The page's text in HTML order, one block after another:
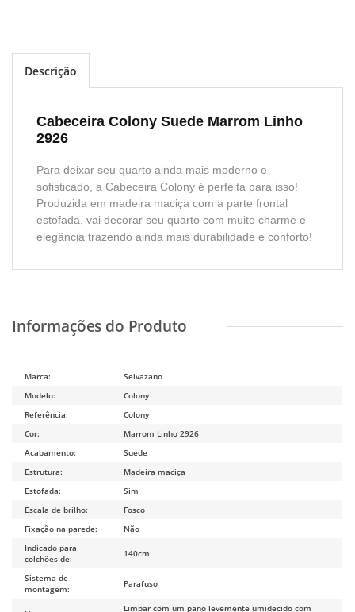
Descrição
Cabeceira Colony Suede Marrom Linho
2926
Para deixar seu quarto ainda mais moderno e
sofisticado, a Cabeceira Colony é perfeita para isso!
Produzida em madeira maciça com a parte frontal
estofada, vai decorar seu quarto com muito charme e
elegância trazendo ainda mais durabilidade e conforto!
Marca:
Selvazano
Modelo:
Colony
Referência:
Colony
Cor:
Marrom Linho 2926
Acabamento:
Suede
Estrutura:
Madeira maciça
Estofada:
Sim
Escala de brilho:
Fosco
Fixação na parede:
Não
Indicado para
colchões de:
140cm
Sistema de
montagem:
Parafuso
Limpar com um pano levemente umidecido com